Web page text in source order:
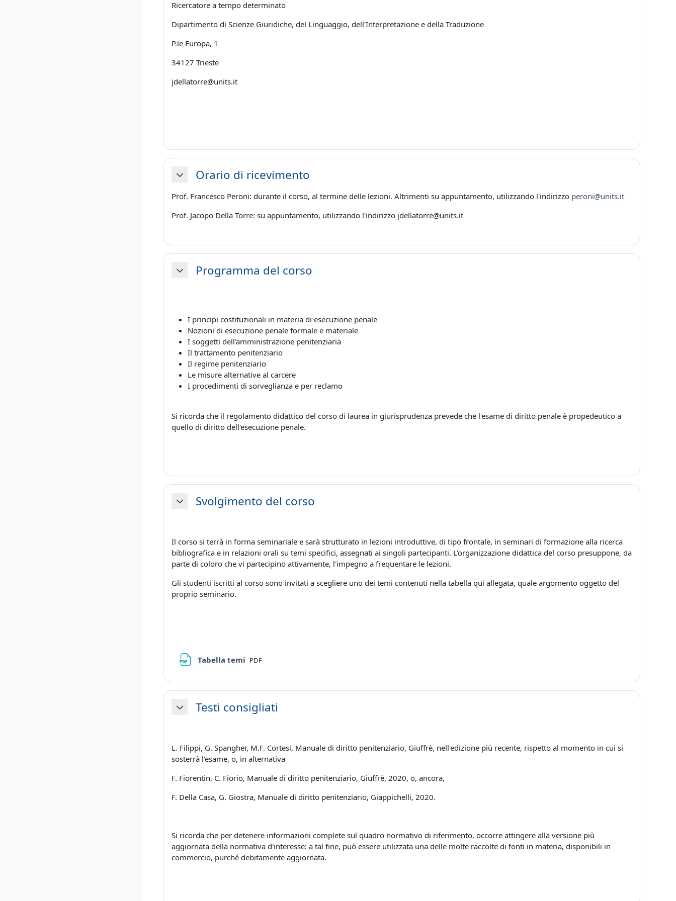
Ricercatore a tempo determinato
Dipartimento di Scienze Giuridiche, del Linguaggio, dell'Interpretazione e della Traduzione
P.le Europa, 1
34127 Trieste
jdellatorre@units.it
MinimizzaOrario di ricevimento
Prof. Francesco Peroni: durante il corso, al termine delle lezioni. Altrimenti su appuntamento, utilizzando l'indirizzo peroni@units.it
Prof. Jacopo Della Torre: su appuntamento, utilizzando l'indirizzo jdellatorre@units.it
MinimizzaProgramma del corso
I principi costituzionali in materia di esecuzione penale
Nozioni di esecuzione penale formale e materiale
I soggetti dell'amministrazione penitenziaria
Il trattamento penitenziario
Il regime penitenziario
Le misure alternative al carcere
I procedimenti di sorveglianza e per reclamo
Si ricorda che il regolamento didattico del corso di laurea in giurisprudenza prevede che l'esame di diritto penale è propedeutico a
quello di diritto dell'esecuzione penale.
MinimizzaSvolgimento del corso
Il corso si terrà in forma seminariale e sarà strutturato in lezioni introduttive, di tipo frontale, in seminari di formazione alla ricerca
bibliografica e in relazioni orali su temi specifici, assegnati ai singoli partecipanti. L'organizzazione didattica del corso presuppone, da
parte di coloro che vi partecipino attivamente, l'impegno a frequentare le lezioni.
Gli studenti iscritti al corso sono invitati a scegliere uno dei temi contenuti nella tabella qui allegata, quale argomento oggetto del
proprio seminario.
Tabella temi File
PDF
MinimizzaTesti consigliati
L. Filippi, G. Spangher, M.F. Cortesi, Manuale di diritto penitenziario, Giuffrè, nell'edizione più recente, rispetto al momento in cui si
sosterrà l'esame, o, in alternativa
F. Fiorentin, C. Fiorio, Manuale di diritto penitenziario, Giuffrè, 2020, o, ancora,
F. Della Casa, G. Giostra, Manuale di diritto penitenziario, Giappichelli, 2020.
Si ricorda che per detenere informazioni complete sul quadro normativo di riferimento, occorre attingere alla versione più
aggiornata della normativa d'interesse: a tal fine, può essere utilizzata una delle molte raccolte di fonti in materia, disponibili in
commercio, purché debitamente aggiornata.